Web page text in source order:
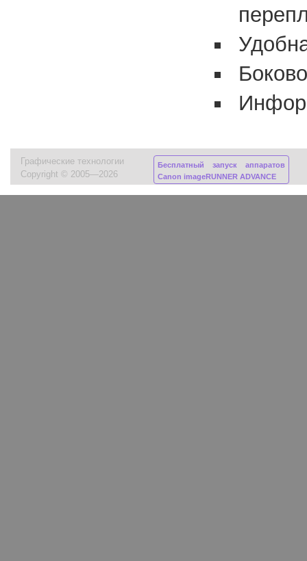
Графические технологии
Copyright © 2005—2026
Бесплатный запуск аппаратов
Canon imageRUNNER ADVANCE